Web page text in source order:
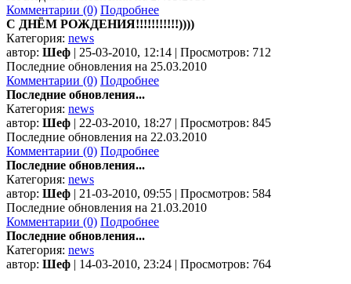
Комментарии (0) Подробнее
С ДНЁМ РОЖДЕНИЯ!!!!!!!!!!!))))
Категория: news
автор: Шеф | 25-03-2010, 12:14 | Просмотров: 712
Последние обновления на 25.03.2010
Комментарии (0) Подробнее
Последние обновления...
Категория: news
автор: Шеф | 22-03-2010, 18:27 | Просмотров: 845
Последние обновления на 22.03.2010
Комментарии (0) Подробнее
Последние обновления...
Категория: news
автор: Шеф | 21-03-2010, 09:55 | Просмотров: 584
Последние обновления на 21.03.2010
Комментарии (0) Подробнее
Последние обновления...
Категория: news
автор: Шеф | 14-03-2010, 23:24 | Просмотров: 764